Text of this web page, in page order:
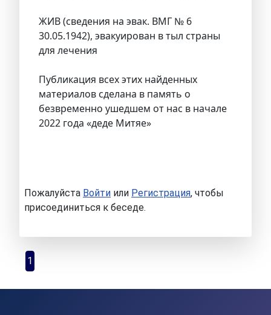
ЖИВ (сведения на эвак. ВМГ № 6
30.05.1942), эвакуирован в тыл страны
для лечения
Публикация всех этих найденных
материалов сделана в память о
безвременно ушедшем от нас в начале
2022 года «деде Митяе»
Пожалуйста Войти или Регистрация, чтобы
присоединиться к беседе.
1